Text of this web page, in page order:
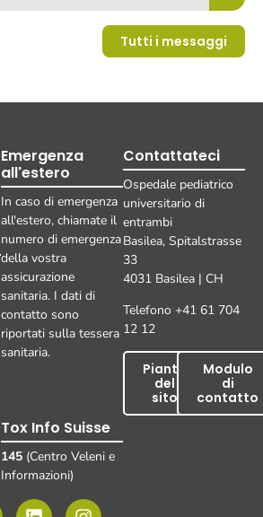
Tutti i messaggi
Emergenza
all'estero
In caso di emergenza
all'estero, chiamate il
numero di emergenza
della vostra
assicurazione
sanitaria. I dati di
contatto sono
riportati sulla tessera
sanitaria.
Tox Info Suisse
145 (Centro Veleni e
Informazioni)
Contattateci
Ospedale pediatrico
universitario di
entrambi
Basilea, Spitalstrasse
33
4031 Basilea | CH
Telefono +41 61 704
12 12
Pianta
del
sito
Modulo
di
contatto